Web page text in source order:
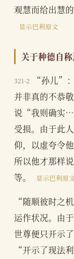
观慧而给出慧
显示巴利原文
关于种德自
321-2
“孙儿”
并非真的不恭
说“我则确实
受损。由于此
仰，以虚夸令
所以他才那样
等。
显示巴利原
“随顺彼时之
运作状况。由
世尊便只开示
“开示了现法